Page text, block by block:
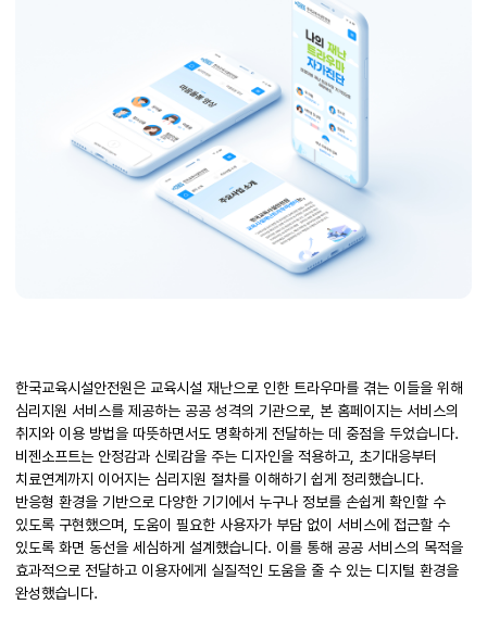
한국교육시설안전원은 교육시설 재난으로 인한 트라우마를 겪는 이들을 위해
심리지원 서비스를 제공하는 공공 성격의 기관으로, 본 홈페이지는 서비스의
취지와 이용 방법을 따뜻하면서도 명확하게 전달하는 데 중점을 두었습니다.
비젠소프트는 안정감과 신뢰감을 주는 디자인을 적용하고, 초기대응부터
치료연계까지 이어지는 심리지원 절차를 이해하기 쉽게 정리했습니다.
반응형 환경을 기반으로 다양한 기기에서 누구나 정보를 손쉽게 확인할 수
있도록 구현했으며, 도움이 필요한 사용자가 부담 없이 서비스에 접근할 수
있도록 화면 동선을 세심하게 설계했습니다. 이를 통해 공공 서비스의 목적을
효과적으로 전달하고 이용자에게 실질적인 도움을 줄 수 있는 디지털 환경을
완성했습니다.